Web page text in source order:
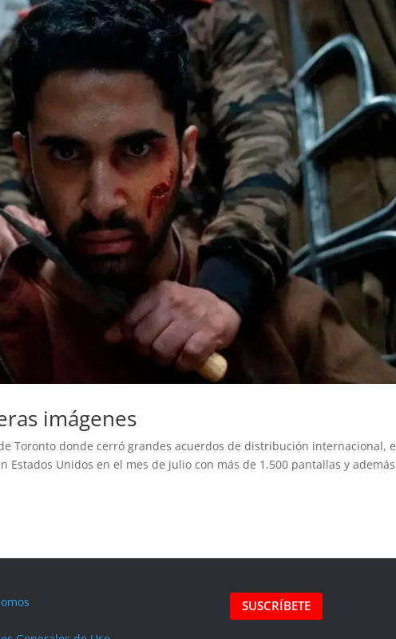
imágenes
Toronto donde cerró grandes acuerdos de distribución internacional,
Estados Unidos en el mes de julio con más de 1.500 pantallas y
SUSCRÍBETE